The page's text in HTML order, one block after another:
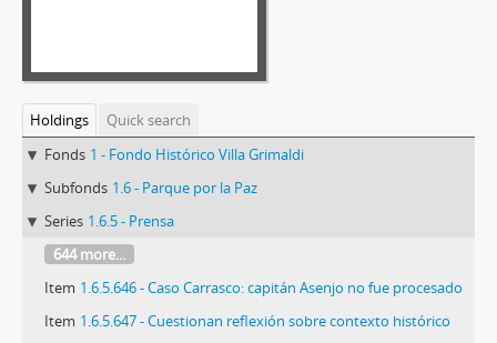
Holdings
Quick search
Fonds 1 - Fondo Histórico Villa Grimaldi
Subfonds 1.6 - Parque por la Paz
Series 1.6.5 - Prensa
644 more...
Item 1.6.5.646 - Caso Carrasco: capitán Asenjo no fue procesado
Item 1.6.5.647 - Cuestionan reflexión sobre contexto histórico